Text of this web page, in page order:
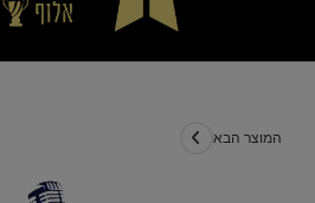
המוצר הבא